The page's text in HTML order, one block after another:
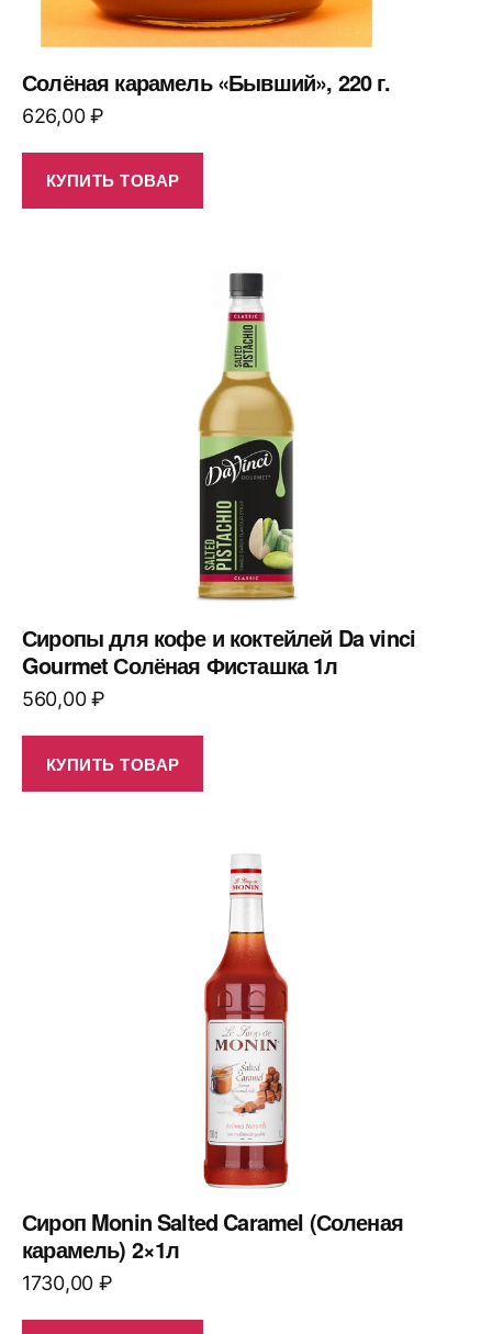
Солёная карамель «Бывший», 220 г.
626,00₽
КУПИТЬ ТОВАР
Сиропы для кофе и коктейлей Da vinci
Gourmet Солёная Фисташка 1л
560,00₽
КУПИТЬ ТОВАР
Сироп Monin Salted Caramel (Соленая
карамель) 2×1л
1730,00 ₽